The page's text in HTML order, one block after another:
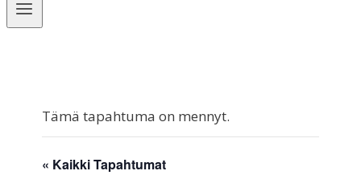
Tämä tapahtuma on mennyt.
« Kaikki Tapahtumat